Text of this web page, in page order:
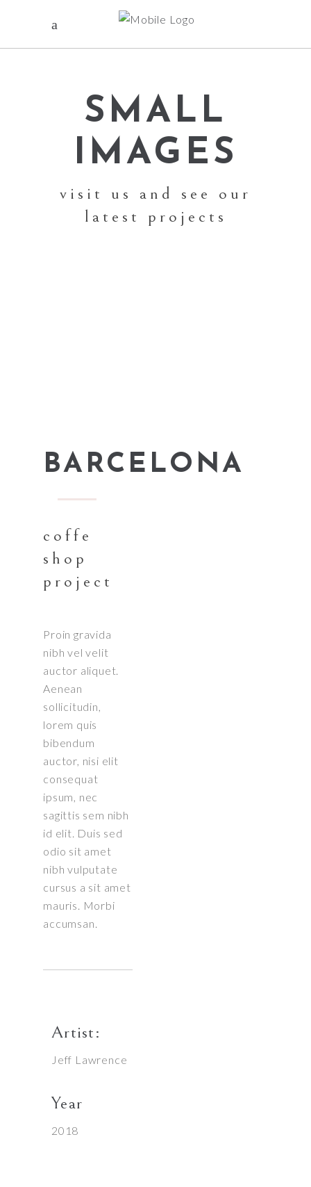
SMALL
IMAGES
visit us and see our
latest projects
BARCELONA
coffe
shop
project
Proin gravida
nibh vel velit
auctor aliquet.
Aenean
sollicitudin,
lorem quis
bibendum
auctor, nisi elit
consequat
ipsum, nec
sagittis sem nibh
id elit. Duis sed
odio sit amet
nibh vulputate
cursus a sit amet
mauris. Morbi
accumsan.
Artist:
Jeff Lawrence
Year
2018